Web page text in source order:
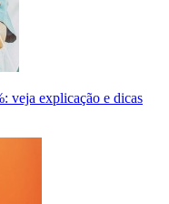
veja explicação e dicas